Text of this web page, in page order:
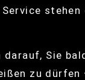
stehen
Sie
zu dürfen